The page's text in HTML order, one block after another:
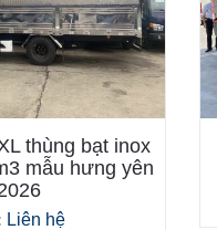
thùng bạt inox
mẫu hưng yên
Liên hệ